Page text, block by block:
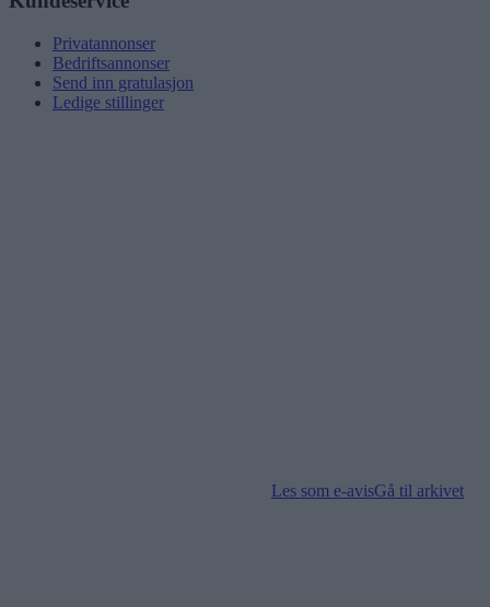
Privatannonser
Bedriftsannonser
Send inn gratulasjon
Ledige stillinger
Les som e-avisGå til arkivet